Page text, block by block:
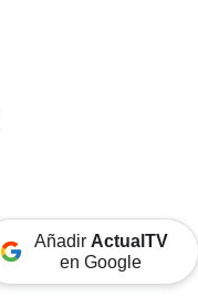
Añadir ActualTV
en Google